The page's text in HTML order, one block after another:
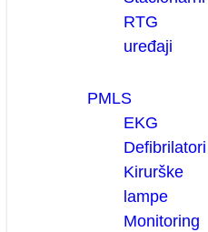
RTG
uređaji
PMLS
EKG
Defibrilatori
Kirurške
lampe
Monitoring